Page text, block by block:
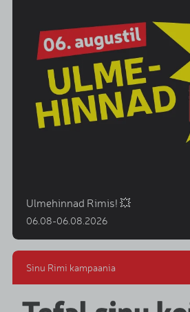
Ulmehinnad Rimis! 💥
06.08-06.08.2026
Sinu Rimi kampaania